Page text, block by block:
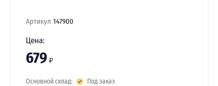
Артикул 147900
Цена:
679 ₽
Основной склад: Под заказ